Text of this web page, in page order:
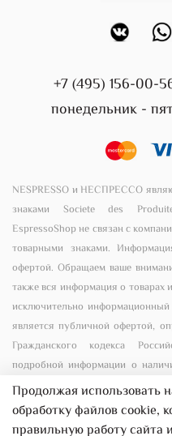
+7 (495) 156-00-
понедельник -
NESPRESSO и НЕСПРЕССО
знаками Societe des
EspressoShop не связан с
товарными знаками.
офертой. Обращаем ваше
также вся информация о товарах
исключительно
является публичной офертой,
Гражданского кодекса
подробной информации о
(или) услуг, пожалуйста,
специальной формы связи или по
Продолжая использовать
обработку файлов cookie,
правильную работу сайта